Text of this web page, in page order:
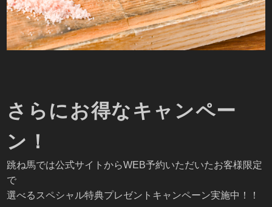
さらにお得なキャンペー
ン！
跳ね馬では公式サイトからWEB予約いただいたお客様限定
で
選べるスペシャル特典プレゼントキャンペーン実施中！！